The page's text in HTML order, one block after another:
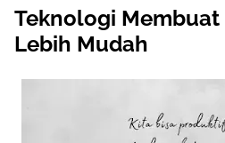
Teknologi Membuat
Lebih Mudah